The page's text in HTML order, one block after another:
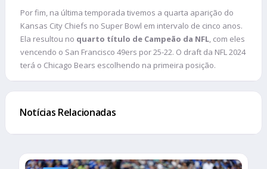
Por fim, na última temporada tivemos a quarta aparição do
Kansas City Chiefs no Super Bowl em intervalo de cinco anos.
Ela resultou no quarto título de Campeão da NFL, com eles
vencendo o San Francisco 49ers por 25-22. O draft da NFL 2024
terá o Chicago Bears escolhendo na primeira posição.
Notícias Relacionadas